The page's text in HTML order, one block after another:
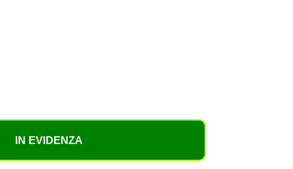
IN EVIDENZA